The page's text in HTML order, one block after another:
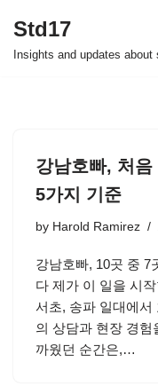
Skip
Std17
Insights and updates about
강남호빠, 처
5가지 기준
by Harold Ramirez
강남호빠, 10곳 중 7
다 제가 이 일을 시
서초, 송파 일대에서
의 상담과 현장 경
까웠던 순간은,…